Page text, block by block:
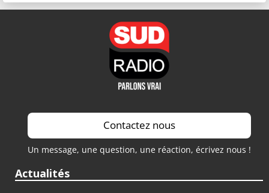
Contactez nous
Un message, une question, une réaction, écrivez nous !
Actualités